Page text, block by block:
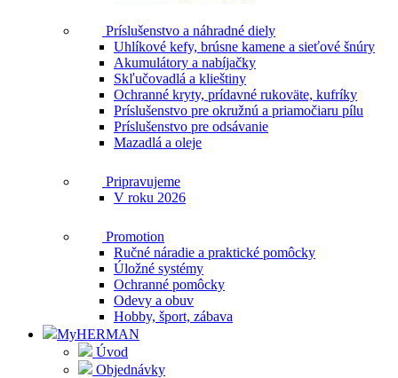
Príslušenstvo a náhradné diely
Uhlíkové kefy, brúsne kamene a sieťové šnúry
Akumulátory a nabíjačky
Skľučovadlá a klieštiny
Ochranné kryty, prídavné rukoväte, kufríky
Príslušenstvo pre okružnú a priamočiaru pílu
Príslušenstvo pre odsávanie
Mazadlá a oleje
Pripravujeme
V roku 2026
Promotion
Ručné náradie a praktické pomôcky
Úložné systémy
Ochranné pomôcky
Odevy a obuv
Hobby, šport, zábava
MyHERMAN
Úvod
Objednávky